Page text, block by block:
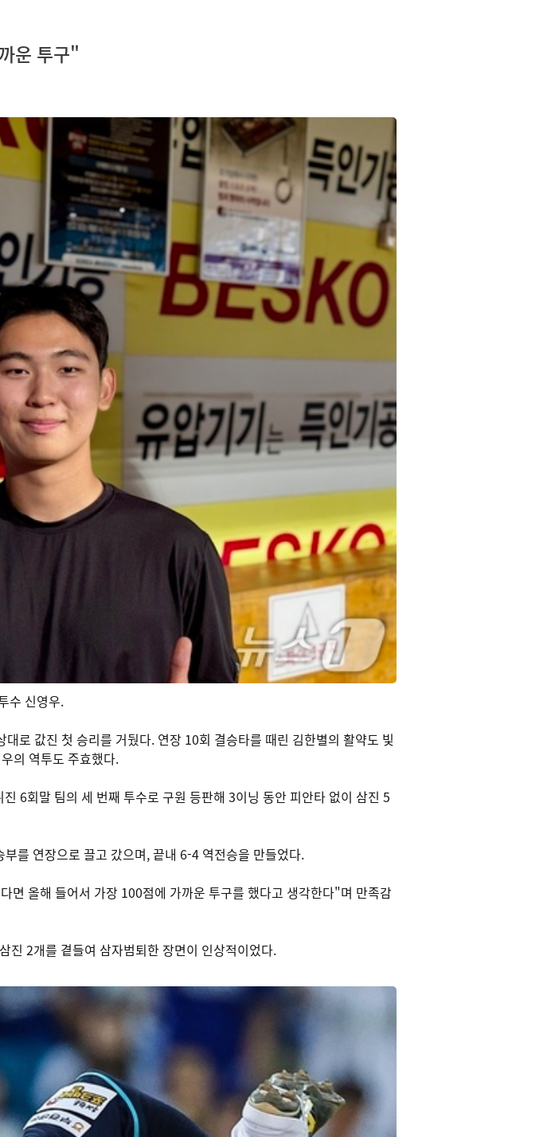
운 투구"
수 신영우.
로 값진 첫 승리를 거뒀다. 연장 10회 결승타를 때린 김한별의 활약도 빛
의 역투도 주효했다.
6회말 팀의 세 번째 투수로 구원 등판해 3이닝 동안 피안타 없이 삼진 5
를 연장으로 끌고 갔으며, 끝내 6-4 역전승을 만들었다.
면 올해 들어서 가장 100점에 가까운 투구를 했다고 생각한다"며 만족감
진 2개를 곁들여 삼자범퇴한 장면이 인상적이었다.